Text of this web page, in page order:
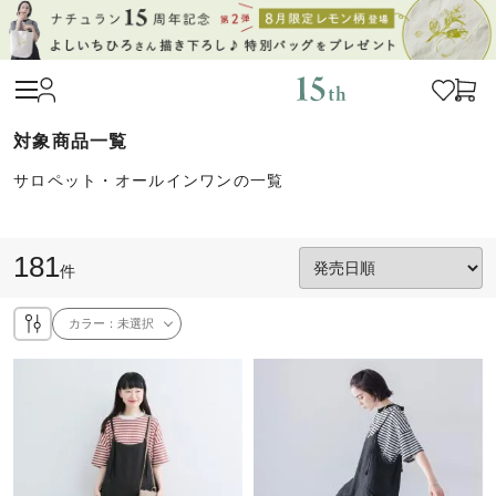
サロペット・オールインワンの一覧
181件
カラー：未選択